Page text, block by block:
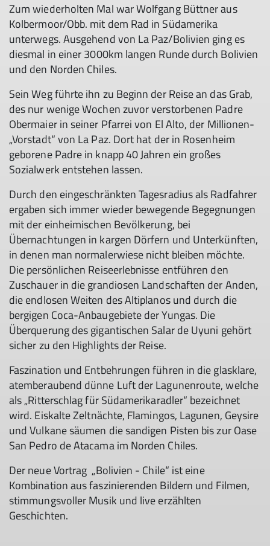
Zum wiederholten Mal war Wolfgang Büttner aus
Kolbermoor/Obb. mit dem Rad in Südamerika
unterwegs. Ausgehend von La Paz/Bolivien ging es
diesmal in einer 3000km langen Runde durch Bolivien
und den Norden Chiles.
Sein Weg führte ihn zu Beginn der Reise an das Grab,
des nur wenige Wochen zuvor verstorbenen Padre
Obermaier in seiner Pfarrei von El Alto, der Millionen-
„Vorstadt“ von La Paz. Dort hat der in Rosenheim
geborene Padre in knapp 40 Jahren ein großes
Sozialwerk entstehen lassen.
Durch den eingeschränkten Tagesradius als Radfahrer
ergaben sich immer wieder bewegende Begegnungen
mit der einheimischen Bevölkerung, bei
Übernachtungen in kargen Dörfern und Unterkünften,
in denen man normalerwiese nicht bleiben möchte.
Die persönlichen Reiseerlebnisse entführen den
Zuschauer in die grandiosen Landschaften der Anden,
die endlosen Weiten des Altiplanos und durch die
bergigen Coca-Anbaugebiete der Yungas. Die
Überquerung des gigantischen Salar de Uyuni gehört
sicher zu den Highlights der Reise.
Faszination und Entbehrungen führen in die glasklare,
atemberaubend dünne Luft der Lagunenroute, welche
als „Ritterschlag für Südamerikaradler“ bezeichnet
wird. Eiskalte Zeltnächte, Flamingos, Lagunen, Geysire
und Vulkane säumen die sandigen Pisten bis zur Oase
San Pedro de Atacama im Norden Chiles.
Der neue Vortrag „Bolivien - Chile“ ist eine
Kombination aus faszinierenden Bildern und Filmen,
stimmungsvoller Musik und live erzählten
Geschichten.